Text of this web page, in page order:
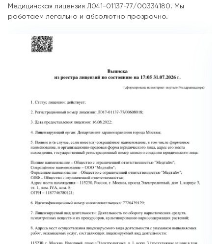
Медицинская лицензия Л041-01137-77/00334180. Мы
работаем легально и абсолютно прозрачно.